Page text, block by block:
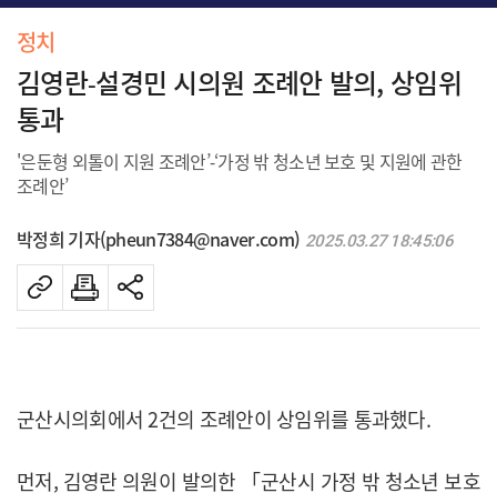
정치
김영란⁃설경민 시의원 조례안 발의, 상임위
통과
'은둔형 외톨이 지원 조례안’⁃‘가정 밖 청소년 보호 및 지원에 관한
조례안’
박정희 기자(pheun7384@naver.com) 2025.03.27 18:45:06
군산시의회에서 2건의 조례안이 상임위를 통과했다.
먼저, 김영란 의원이 발의한 「군산시 가정 밖 청소년 보호